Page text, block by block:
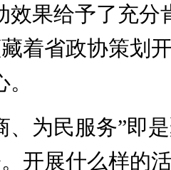
效果给予了充分
着省政协策划
为民服务”即是
开展什么样的